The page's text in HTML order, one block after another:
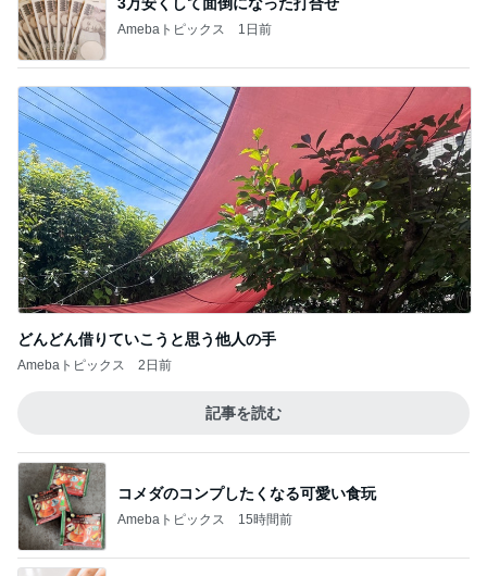
Amebaトピックス 1日前
どんどん借りていこうと思う他人の手
Amebaトピックス 2日前
記事を読む
コメダのコンプしたくなる可愛い食玩
Amebaトピックス 15時間前